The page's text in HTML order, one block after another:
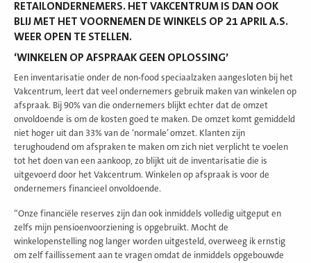
RETAILONDERNEMERS. HET VAKCENTRUM IS DAN OOK
BLIJ MET HET VOORNEMEN DE WINKELS OP 21 APRIL A.S.
WEER OPEN TE STELLEN.
‘WINKELEN OP AFSPRAAK GEEN OPLOSSING’
Een inventarisatie onder de non-food speciaalzaken aangesloten bij het
Vakcentrum, leert dat veel ondernemers gebruik maken van winkelen op
afspraak. Bij 90% van die ondernemers blijkt echter dat de omzet
onvoldoende is om de kosten goed te maken. De omzet komt gemiddeld
niet hoger uit dan 33% van de ‘normale’ omzet. Klanten zijn
terughoudend om afspraken te maken om zich niet verplicht te voelen
tot het doen van een aankoop, zo blijkt uit de inventarisatie die is
uitgevoerd door het Vakcentrum. Winkelen op afspraak is voor de
ondernemers financieel onvoldoende.
“Onze financiële reserves zijn dan ook inmiddels volledig uitgeput en
zelfs mijn pensioenvoorziening is opgebruikt. Mocht de
winkelopenstelling nog langer worden uitgesteld, overweeg ik ernstig
om zelf faillissement aan te vragen omdat de inmiddels opgebouwde